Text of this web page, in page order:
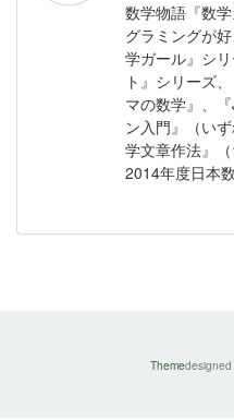
数学物語『数
グラミングが
学ガール』シ
ト』シリーズ
マの数学』、
ン入門』（い
学文章作法』
2014年度日本
Theme